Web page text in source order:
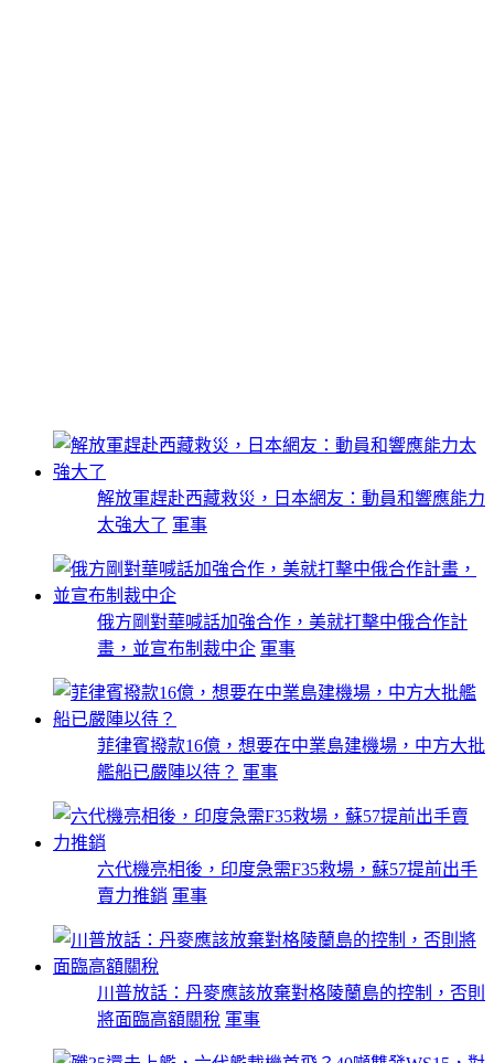
解放軍趕赴西藏救災，日本網友：動員和響應能力
太強大了 軍事
俄方剛對華喊話加強合作，美就打擊中俄合作計
畫，並宣布制裁中企 軍事
菲律賓撥款16億，想要在中業島建機場，中方大批
艦船已嚴陣以待？ 軍事
六代機亮相後，印度急需F35救場，蘇57提前出手
賣力推銷 軍事
川普放話：丹麥應該放棄對格陵蘭島的控制，否則
將面臨高額關稅 軍事